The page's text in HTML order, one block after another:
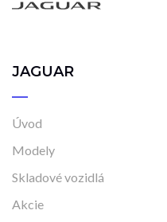
JAGUAR
Úvod
Modely
Skladové vozidlá
Akcie